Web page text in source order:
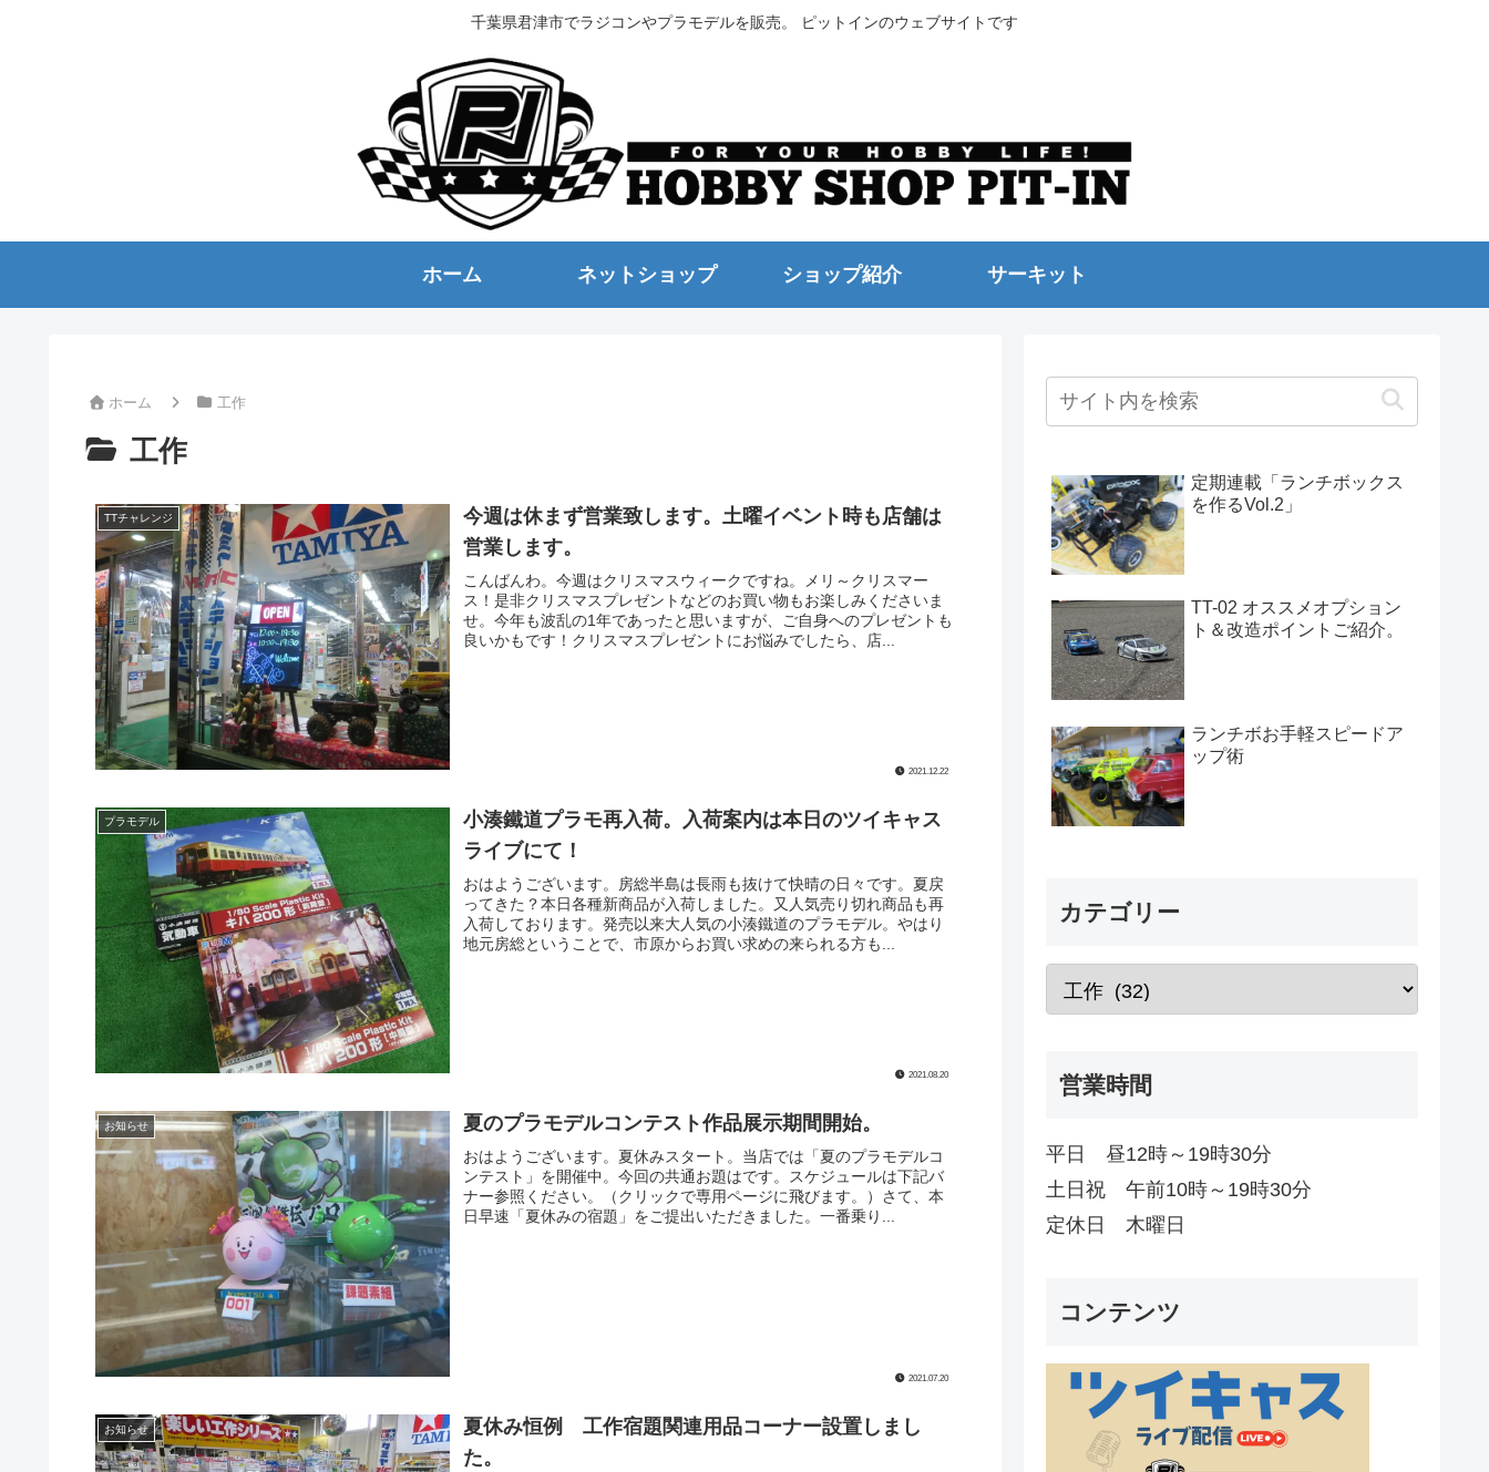
千葉県君津市でラジコンやプラモデルを販売。 ピットインのウェブサイトです
ホーム ネットショップ ショップ紹介 サーキット
ホーム 工作
工作
TTチャレンジ
今週は休まず営業致します。土曜イベント時も店舗は
営業します。
こんばんわ。今週はクリスマスウィークですね。メリ～クリスマー
ス！是非クリスマスプレゼントなどのお買い物もお楽しみくださいま
せ。今年も波乱の1年であったと思いますが、ご自身へのプレゼントも
良いかもです！クリスマスプレゼントにお悩みでしたら、店...
2021.12.22
プラモデル
小湊鐵道プラモ再入荷。入荷案内は本日のツイキャス
ライブにて！
おはようございます。房総半島は長雨も抜けて快晴の日々です。夏戻
ってきた？本日各種新商品が入荷しました。又人気売り切れ商品も再
入荷しております。発売以来大人気の小湊鐵道のプラモデル。やはり
地元房総ということで、市原からお買い求めの来られる方も...
2021.08.20
お知らせ 夏のプラモデルコンテスト作品展示期間開始。
おはようございます。夏休みスタート。当店では「夏のプラモデルコ
ンテスト」を開催中。今回の共通お題はです。スケジュールは下記バ
ナー参照ください。（クリックで専用ページに飛びます。）さて、本
日早速「夏休みの宿題」をご提出いただきました。一番乗り...
2021.07.20
お知らせ
夏休み恒例 工作宿題関連用品コーナー設置しまし
た。
定期連載「ランチボックス
を作るVol.2」
TT-02 オススメオプション
ト＆改造ポイントご紹介。
ランチボお手軽スピードア
ップ術
カテゴリー
営業時間
平日 昼12時～19時30分
土日祝 午前10時～19時30分
定休日 木曜日
コンテンツ